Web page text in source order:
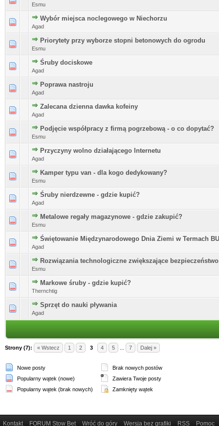
Esmu
Wybór miejsca noclegowego w Niechorzu
Agad
Priorytety przy wyborze stopni betonowych do ogrodu
Esmu
Śruby dociskowe
Agad
Poprawa nastroju
Agad
Zalecana dzienna dawka kofeiny
Agad
Podjęcie współpracy z firmą pogrzebową - o co dopytać?
Esmu
Przyczyny wolno działającego Internetu
Agad
Kamper typu van - dla kogo dedykowany?
Esmu
Śruby nierdzewne - gdzie kupić?
Agad
Metalowe regały magazynowe - gdzie zakupić?
Esmu
Świętowanie Międzynarodowego Dnia Ziemi w Termach
Agad
Rozwiązania technologiczne zwiększające
Esmu
Markowe śruby - gdzie kupić?
Thernchtig
Sprzęt do nauki pływania
Agad
Strony (7): « Wstecz 1 2 3 4 5 7 Dalej »
Nowe posty
Popularny wątek (nowe)
Popularny wątek (brak nowych)
Brak nowych postów
Zawiera Twoje posty
Zamknięty wątek
Kontakt FORUM Stow Bet Wróć do góry Wersja bez grafiki RSS Pomoc